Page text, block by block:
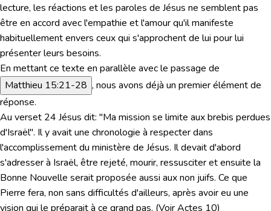
lecture, les réactions et les paroles de Jésus ne semblent pas
être en accord avec l'empathie et l'amour qu'il manifeste
habituellement envers ceux qui s'approchent de lui pour lui
présenter leurs besoins.
En mettant ce texte en parallèle avec le passage de
Matthieu 15:21-28 , nous avons déjà un premier élément de
réponse.
Au verset 24 Jésus dit: "Ma mission se limite aux brebis perdues
d'Israël". Il y avait une chronologie à respecter dans
l'accomplissement du ministère de Jésus. Il devait d'abord
s'adresser à Israël, être rejeté, mourir, ressusciter et ensuite la
Bonne Nouvelle serait proposée aussi aux non juifs. Ce que
Pierre fera, non sans difficultés d'ailleurs, après avoir eu une
vision qui le préparait à ce grand pas. (Voir Actes 10)